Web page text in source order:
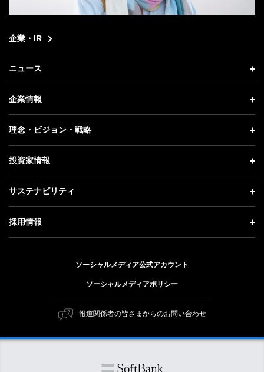
企業・IR
ニュース
ニュース トップ
プレスリリース
更新情報
記者説明会
企業情報
企業情報 トップ
社長メッセージ
事業紹介
ガバナンス
理念・ビジョン・戦略
理念・ビジョン・戦略 トップ
成長戦略「Activate AI for Society」
人材戦略
投資家情報
投資家情報 トップ
経営方針
個人投資家の皆さまへ
株式と社債について
サステナビリティ
サステナビリティ トップ
トップメッセージ
ESG方針・体制
マテリアリティ（重要課題）
ESGの主な取り組み
採用情報
障がい者採用
ソフトバンク クルー採用
ソーシャルメディア公式アカウント
ソーシャルメディアポリシー
報道関係者の皆さまからのお問い合わせ